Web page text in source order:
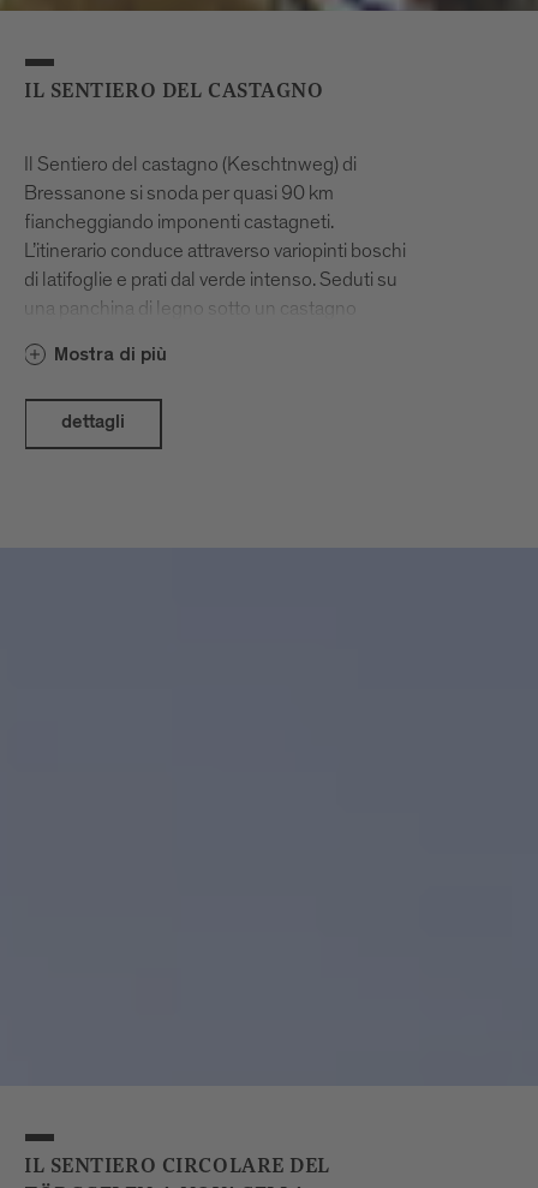
IL SENTIERO DEL CASTAGNO
Il Sentiero del castagno (Keschtnweg) di
Bressanone si snoda per quasi 90 km
fiancheggiando imponenti castagneti.
L’itinerario conduce attraverso variopinti boschi
di latifoglie e prati dal verde intenso. Seduti su
una panchina di legno sotto un castagno
Bressanone. Le numerose osterie contadine
(Buschenschank) lungo il sentiero invitano a
scoprire la tradizione del Törggelen, tipica
dell’Alto Adige in ottobre e novembre.
Mostra di più
dettagli
IL SENTIERO CIRCOLARE DEL